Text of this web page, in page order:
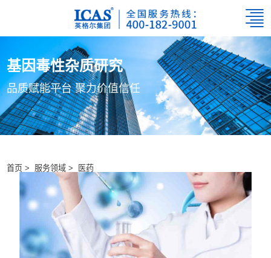
基因毒性杂质研究
品质赋能平台 聚力价值信任
首页 > 服务领域 > 医药